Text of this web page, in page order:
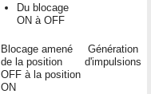
Du blocage
ON à OFF
Blocage amené
de la position
OFF à la position
ON
Génération
d'impulsions